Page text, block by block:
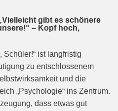
gibt es schönere
– Kopf hoch,
Schüler!“ ist langfristig
zu entschlossenem
und die
„Psychologie“ ins Zentrum.
dass etwas gut